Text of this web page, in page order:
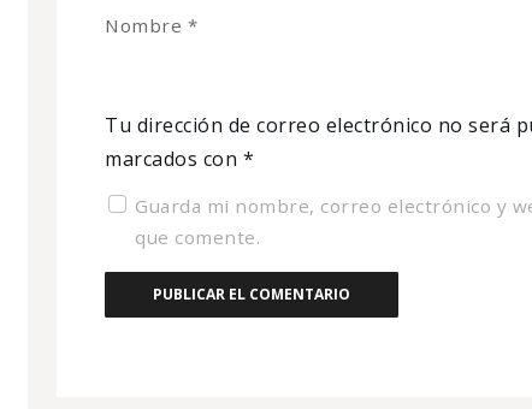
Tu dirección de correo electrónico no será
marcados con *
Nombre *
Guarda mi nombre, correo electrónico y
que comente.